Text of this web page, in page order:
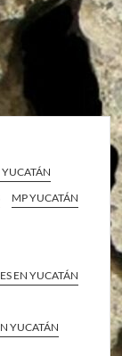
MP YUCATÁN
EN YUCATÁN
YUCATÁN